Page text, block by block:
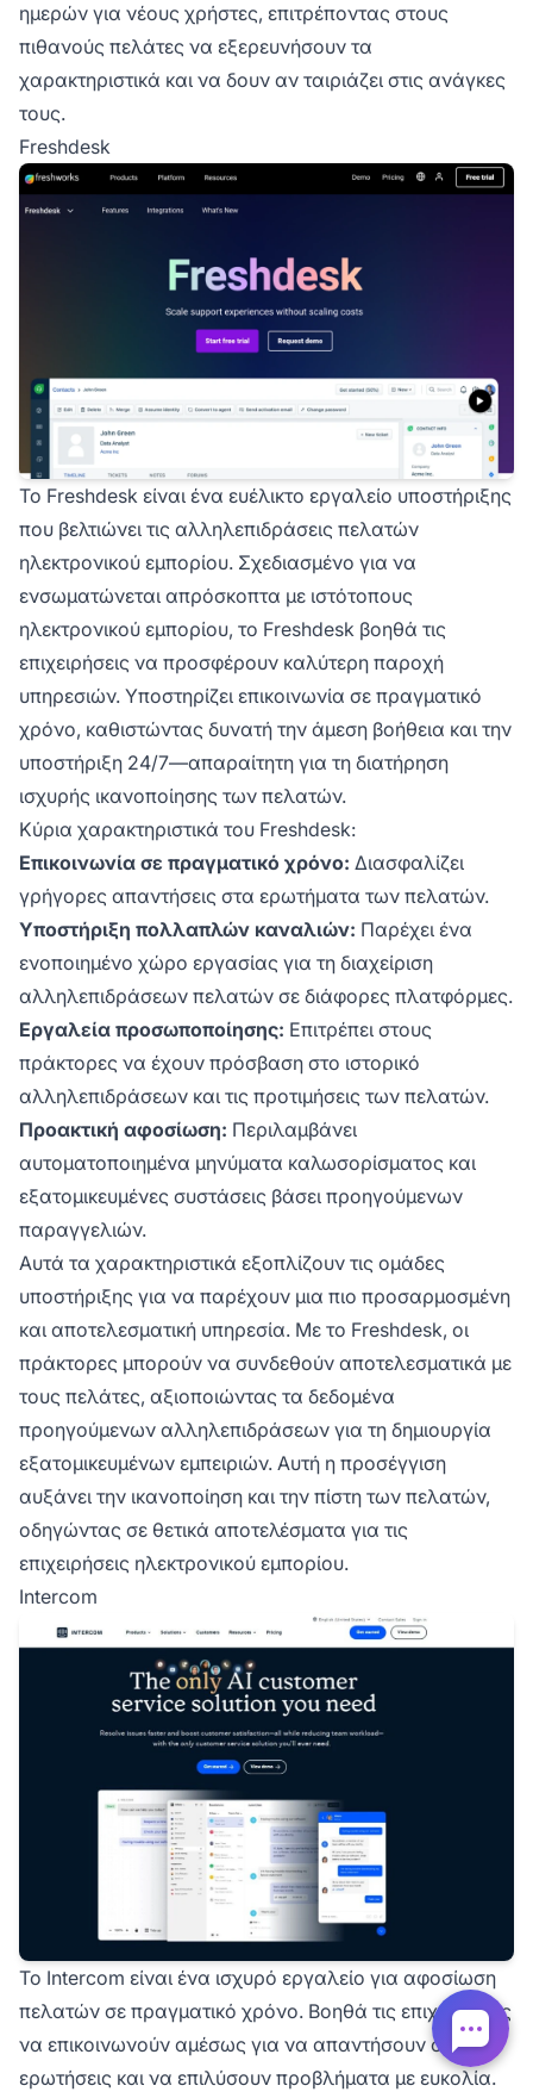
ημερών για νέους χρήστες, επιτρέποντας στους
πιθανούς πελάτες να εξερευνήσουν τα
χαρακτηριστικά και να δουν αν ταιριάζει στις ανάγκες
τους.
Freshdesk
Το Freshdesk είναι ένα ευέλικτο εργαλείο υποστήριξης
που βελτιώνει τις αλληλεπιδράσεις πελατών
ηλεκτρονικού εμπορίου. Σχεδιασμένο για να
ενσωματώνεται απρόσκοπτα με ιστότοπους
ηλεκτρονικού εμπορίου, το Freshdesk βοηθά τις
επιχειρήσεις να προσφέρουν καλύτερη παροχή
υπηρεσιών. Υποστηρίζει επικοινωνία σε πραγματικό
χρόνο, καθιστώντας δυνατή την άμεση βοήθεια και την
υποστήριξη 24/7—απαραίτητη για τη διατήρηση
ισχυρής ικανοποίησης των πελατών.
Κύρια χαρακτηριστικά του Freshdesk:
Επικοινωνία σε πραγματικό χρόνο: Διασφαλίζει
γρήγορες απαντήσεις στα ερωτήματα των πελατών.
Υποστήριξη πολλαπλών καναλιών: Παρέχει ένα
ενοποιημένο χώρο εργασίας για τη διαχείριση
αλληλεπιδράσεων πελατών σε διάφορες πλατφόρμες.
Εργαλεία προσωποποίησης: Επιτρέπει στους
πράκτορες να έχουν πρόσβαση στο ιστορικό
αλληλεπιδράσεων και τις προτιμήσεις των πελατών.
Προακτική αφοσίωση: Περιλαμβάνει
αυτοματοποιημένα μηνύματα καλωσορίσματος και
εξατομικευμένες συστάσεις βάσει προηγούμενων
παραγγελιών.
Αυτά τα χαρακτηριστικά εξοπλίζουν τις ομάδες
υποστήριξης για να παρέχουν μια πιο προσαρμοσμένη
και αποτελεσματική υπηρεσία. Με το Freshdesk, οι
πράκτορες μπορούν να συνδεθούν αποτελεσματικά με
τους πελάτες, αξιοποιώντας τα δεδομένα
προηγούμενων αλληλεπιδράσεων για τη δημιουργία
εξατομικευμένων εμπειριών. Αυτή η προσέγγιση
αυξάνει την ικανοποίηση και την πίστη των πελατών,
οδηγώντας σε θετικά αποτελέσματα για τις
επιχειρήσεις ηλεκτρονικού εμπορίου.
Intercom
Το Intercom είναι ένα ισχυρό εργαλείο για αφοσίωση
πελατών σε πραγματικό χρόνο. Βοηθά τις επιχειρήσεις
να επικοινωνούν αμέσως για να απαντήσουν σε
ερωτήσεις και να επιλύσουν προβλήματα με ευκολία.